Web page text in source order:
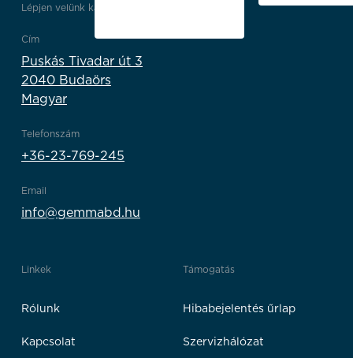
Lépjen velünk kapcsolatba
Cím
Puskás Tivadar út 3
2040 Budaörs
Magyar
Telefonszám
+36-23-769-245
Email
info@gemmabd.hu
Linkek
Rólunk
Kapcsolat
Támogatás
Hibabejelentés űrlap
Szervizhálózat